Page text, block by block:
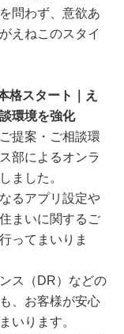
問わず、意欲あ
えねこのスタイ
格スタート｜え
環境を強化
提案・ご相談環
部によるオンラ
ました。
るアプリ設定や
まいに関するご
ってまいりま
ス（DR）などの
、お客様が安心
いります。